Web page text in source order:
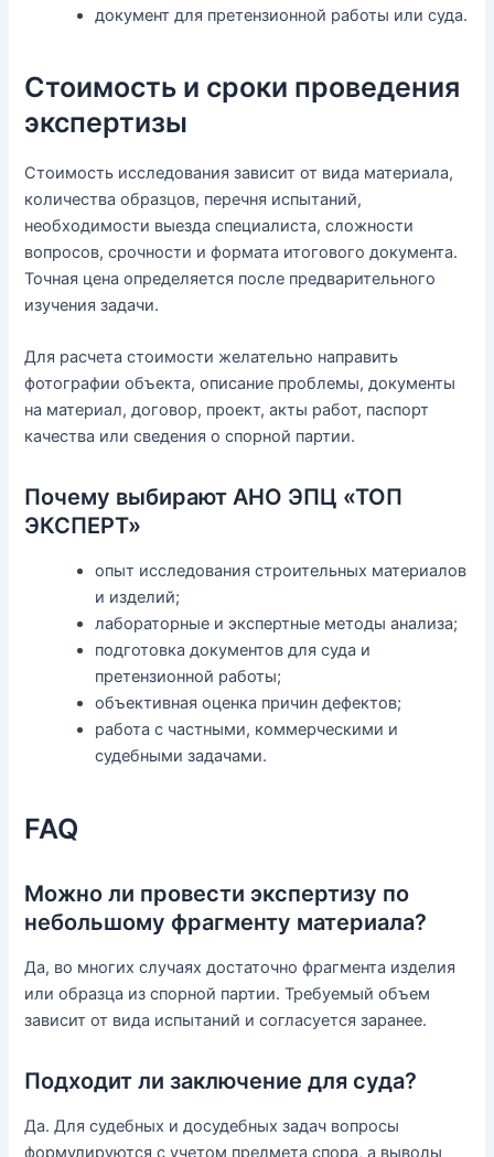
документ для претензионной работы или суда.
Стоимость и сроки проведения
экспертизы
Стоимость исследования зависит от вида материала,
количества образцов, перечня испытаний,
необходимости выезда специалиста, сложности
вопросов, срочности и формата итогового документа.
Точная цена определяется после предварительного
изучения задачи.
Для расчета стоимости желательно направить
фотографии объекта, описание проблемы, документы
на материал, договор, проект, акты работ, паспорт
качества или сведения о спорной партии.
Почему выбирают АНО ЭПЦ «ТОП
ЭКСПЕРТ»
опыт исследования строительных материалов
и изделий;
лабораторные и экспертные методы анализа;
подготовка документов для суда и
претензионной работы;
объективная оценка причин дефектов;
работа с частными, коммерческими и
судебными задачами.
FAQ
Можно ли провести экспертизу по
небольшому фрагменту материала?
Да, во многих случаях достаточно фрагмента изделия
или образца из спорной партии. Требуемый объем
зависит от вида испытаний и согласуется заранее.
Подходит ли заключение для суда?
Да. Для судебных и досудебных задач вопросы
формулируются с учетом предмета спора, а выводы